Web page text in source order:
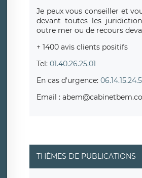
Je peux vous conseiller et
devant toutes les
outre mer ou de recours
+ 1400 avis clients positifs
Tel: 01.40.26.25.01
En cas d'urgence:
Email :
THÈMES DE PUBLICATIONS